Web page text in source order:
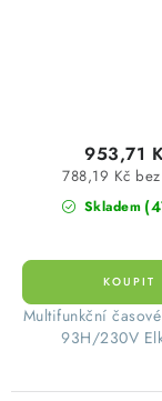
Skladem
788,19 Kč
953,71
Multifunkční
93H/230V